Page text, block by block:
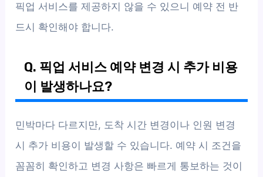
픽업 서비스를 제공하지 않을 수 있으니 예약 전 반
드시 확인해야 합니다.
Q. 픽업 서비스 예약 변경 시 추가 비용
이 발생하나요?
민박마다 다르지만, 도착 시간 변경이나 인원 변경
시 추가 비용이 발생할 수 있습니다. 예약 시 조건을
꼼꼼히 확인하고 변경 사항은 빠르게 통보하는 것이